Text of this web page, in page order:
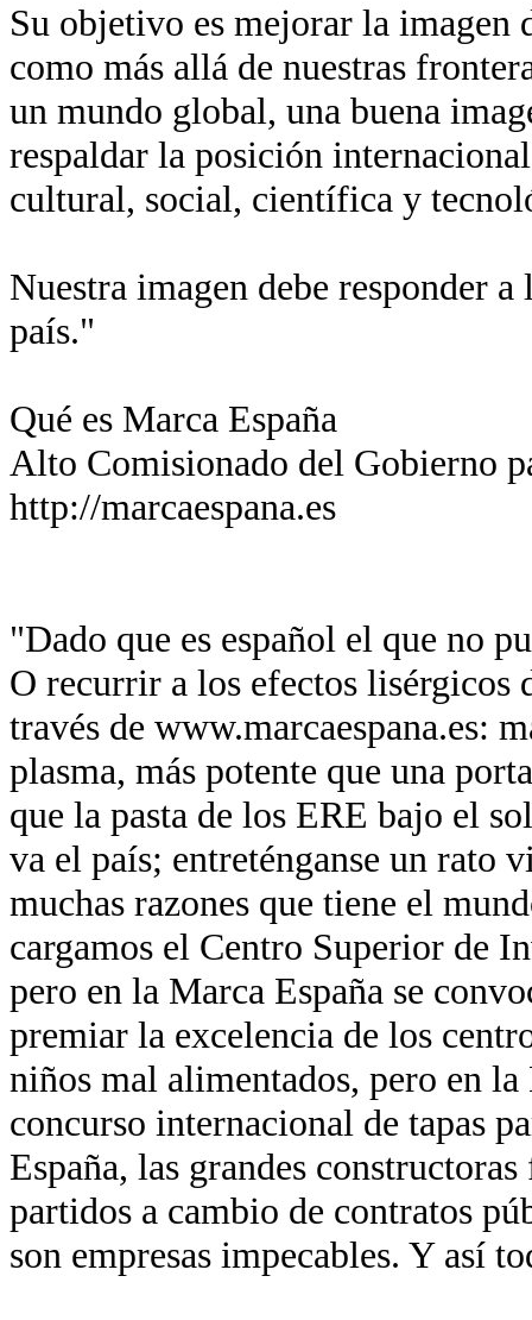
Su objetivo es mejorar la imagen
como más allá de nuestras
un mundo global, una buena
respaldar la posición
cultural, social, científica y
Nuestra imagen debe responder
país."
Qué es Marca España
Alto Comisionado del Gobierno
http://marcaespana.es
"Dado que es español el que no
O recurrir a los efectos lisérgicos
través de www.marcaespana.es:
plasma, más potente que una
que la pasta de los ERE bajo el
va el país; entreténganse un rato
muchas razones que tiene el
cargamos el Centro Superior de
pero en la Marca España se
premiar la excelencia de los
niños mal alimentados, pero en
concurso internacional de tapas
España, las grandes
partidos a cambio de contratos
son empresas impecables. Y así